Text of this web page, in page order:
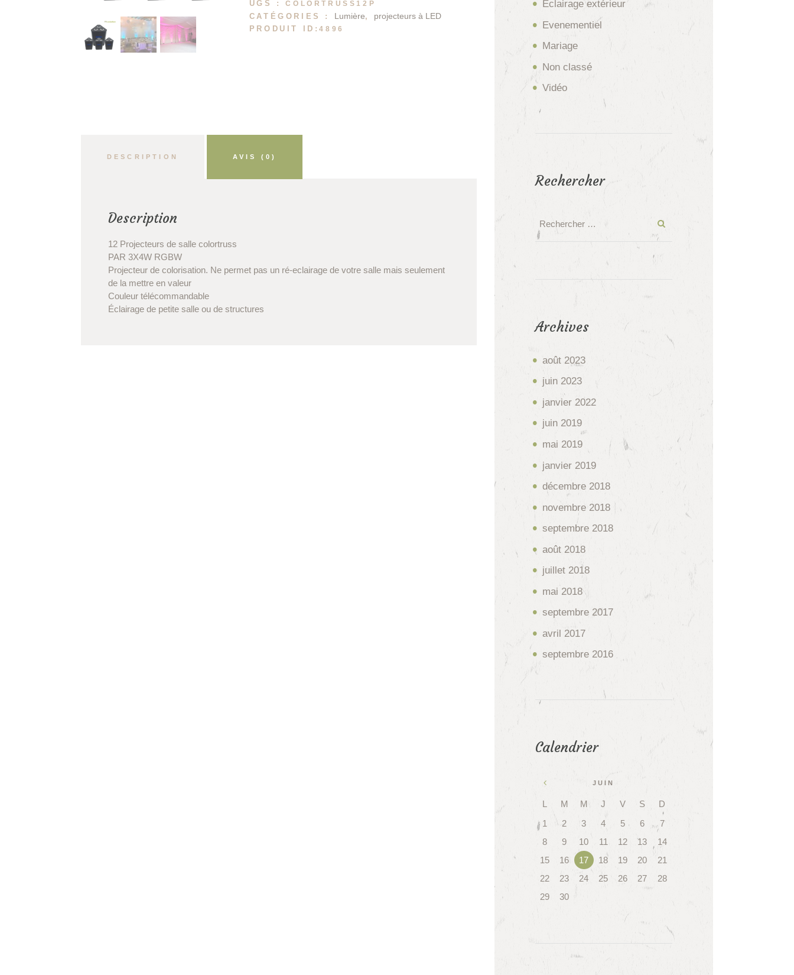
UGS :COLORTRUSS12P
CATÉGORIES : Lumière, projecteurs à LED
PRODUIT ID:4896
DESCRIPTION AVIS (0)
Description
12 Projecteurs de salle colortruss
PAR 3X4W RGBW
Projecteur de colorisation. Ne permet pas un ré-eclairage de votre salle mais seulement
de la mettre en valeur
Couleur télécommandable
Éclairage de petite salle ou de structures
Eclairage extérieur
Evenementiel
Mariage
Non classé
Vidéo
Rechercher
Archives
août 2023
juin 2023
janvier 2022
juin 2019
mai 2019
janvier 2019
décembre 2018
novembre 2018
septembre 2018
août 2018
juillet 2018
mai 2018
septembre 2017
avril 2017
septembre 2016
Calendrier
JUIN
L M M J V S
D
1
2 3 4 5 6
7
8
9 10 11 12 13
14
15
16 17 18 19 20
21
22
23 24 25 26 27
28
29
30